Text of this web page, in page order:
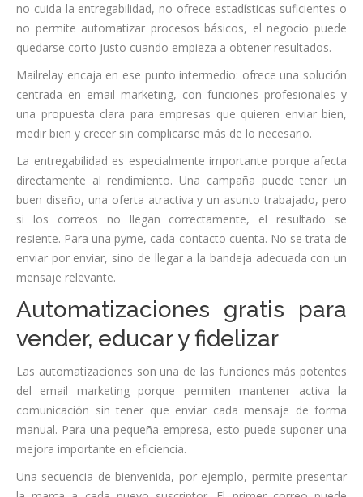
no cuida la entregabilidad, no ofrece estadísticas suficientes o
no permite automatizar procesos básicos, el negocio puede
quedarse corto justo cuando empieza a obtener resultados.
Mailrelay encaja en ese punto intermedio: ofrece una solución
centrada en email marketing, con funciones profesionales y
una propuesta clara para empresas que quieren enviar bien,
medir bien y crecer sin complicarse más de lo necesario.
La entregabilidad es especialmente importante porque afecta
directamente al rendimiento. Una campaña puede tener un
buen diseño, una oferta atractiva y un asunto trabajado, pero
si los correos no llegan correctamente, el resultado se
resiente. Para una pyme, cada contacto cuenta. No se trata de
enviar por enviar, sino de llegar a la bandeja adecuada con un
mensaje relevante.
Automatizaciones gratis para
vender, educar y fidelizar
Las automatizaciones son una de las funciones más potentes
del email marketing porque permiten mantener activa la
comunicación sin tener que enviar cada mensaje de forma
manual. Para una pequeña empresa, esto puede suponer una
mejora importante en eficiencia.
Una secuencia de bienvenida, por ejemplo, permite presentar